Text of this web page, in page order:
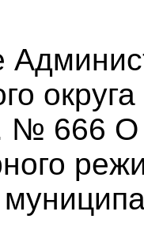
№ 666 О